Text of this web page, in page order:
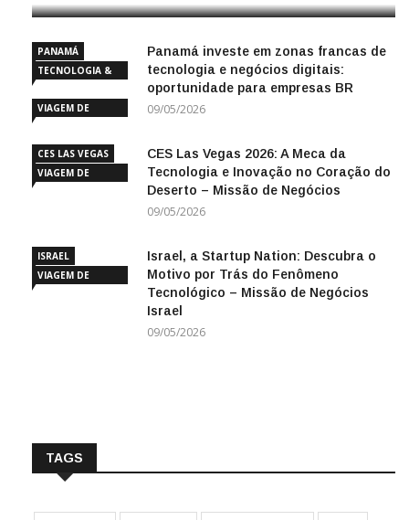
PANAMÁ
TECNOLOGIA &
VIAGEM DE
Panamá investe em zonas francas de
tecnologia e negócios digitais:
oportunidade para empresas BR
09/05/2026
CES LAS VEGAS
VIAGEM DE
CES Las Vegas 2026: A Meca da
Tecnologia e Inovação no Coração do
Deserto – Missão de Negócios
09/05/2026
ISRAEL
VIAGEM DE
Israel, a Startup Nation: Descubra o
Motivo por Trás do Fenômeno
Tecnológico – Missão de Negócios
Israel
09/05/2026
TAGS